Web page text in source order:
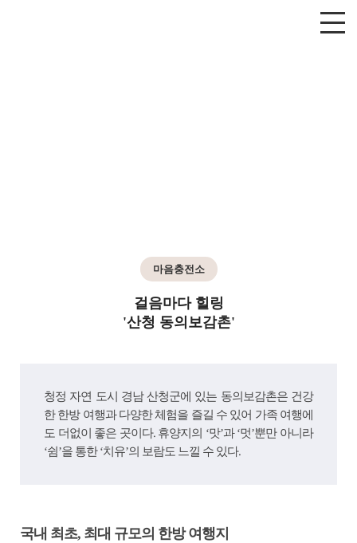
마음충전소
걸음마다 힐링
'산청 동의보감촌'
청정 자연 도시 경남 산청군에 있는 동의보감촌은 건강
한 한방 여행과 다양한 체험을 즐길 수 있어 가족 여행에
도 더없이 좋은 곳이다. 휴양지의 ‘맛’과 ‘멋’뿐만 아니라
‘쉼’을 통한 ‘치유’의 보람도 느낄 수 있다.
국내 최초, 최대 규모의 한방 여행지